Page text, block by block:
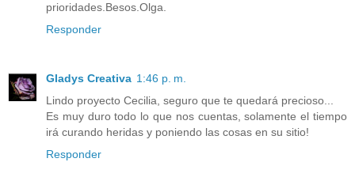
prioridades.Besos.Olga.
Responder
Gladys Creativa 1:46 p. m.
Lindo proyecto Cecilia, seguro que te quedará precioso...
Es muy duro todo lo que nos cuentas, solamente el tiempo
irá curando heridas y poniendo las cosas en su sitio!
Responder